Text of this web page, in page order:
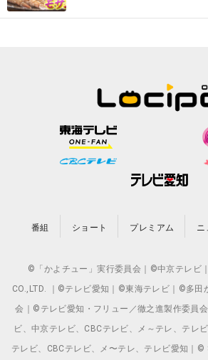
番組 ショート プレミアム ニ
©「かよチュー」実行委員会｜©中京テレビ
CO.,LTD. ｜©テレビ愛知｜©東海テレビ｜©多田
会｜©テレビ愛知・フリュー／徹之進製作委員
ビ、中京テレビ、CBCテレビ、メ～テレ、テレ
テレビ、CBCテレビ、メ〜テレ、テレビ愛知｜